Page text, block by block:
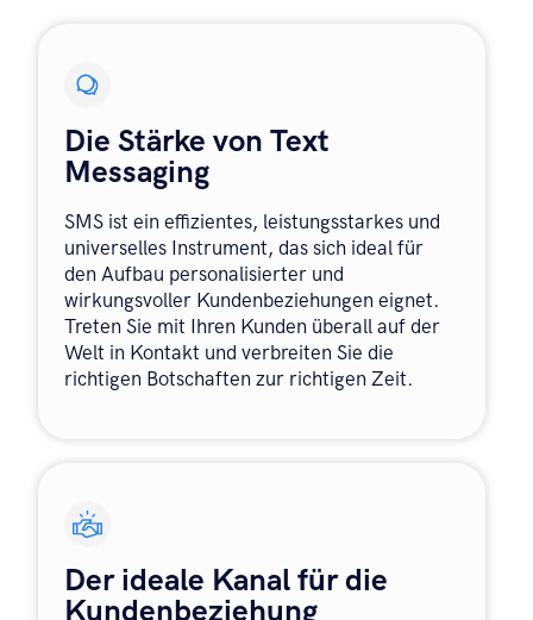
Die Stärke von Text
Messaging
SMS ist ein effizientes, leistungsstarkes und
universelles Instrument, das sich ideal für
den Aufbau personalisierter und
wirkungsvoller Kundenbeziehungen eignet.
Treten Sie mit Ihren Kunden überall auf der
Welt in Kontakt und verbreiten Sie die
richtigen Botschaften zur richtigen Zeit.
Der ideale Kanal für die
Kundenbeziehung